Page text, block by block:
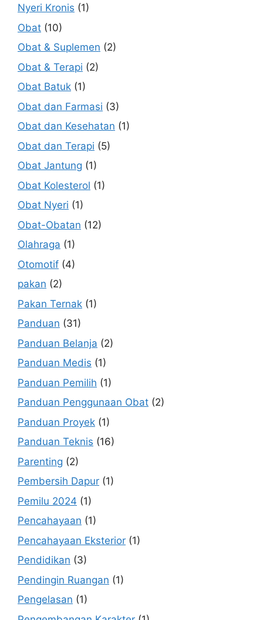
Nyeri Kronis (1)
Obat (10)
Obat & Suplemen (2)
Obat & Terapi (2)
Obat Batuk (1)
Obat dan Farmasi (3)
Obat dan Kesehatan (1)
Obat dan Terapi (5)
Obat Jantung (1)
Obat Kolesterol (1)
Obat Nyeri (1)
Obat-Obatan (12)
Olahraga (1)
Otomotif (4)
pakan (2)
Pakan Ternak (1)
Panduan (31)
Panduan Belanja (2)
Panduan Medis (1)
Panduan Pemilih (1)
Panduan Penggunaan Obat (2)
Panduan Proyek (1)
Panduan Teknis (16)
Parenting (2)
Pembersih Dapur (1)
Pemilu 2024 (1)
Pencahayaan (1)
Pencahayaan Eksterior (1)
Pendidikan (3)
Pendingin Ruangan (1)
Pengelasan (1)